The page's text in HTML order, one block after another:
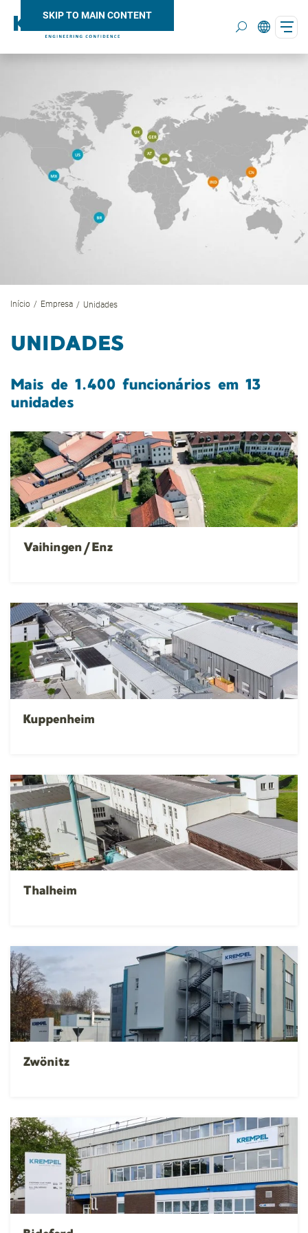
SKIP TO MAIN CONTENT
Início Empresa Unidades
UNIDADES
Mais de 1.400 funcionários em 13
unidades
Vaihingen/Enz
Kuppenheim
Thalheim
Zwönitz